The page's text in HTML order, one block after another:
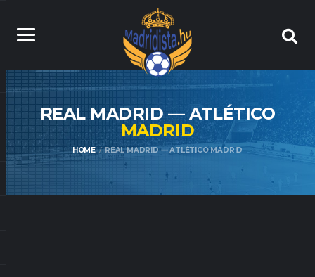
REAL MADRID — ATLÉTICO
MADRID
HOME REAL MADRID — ATLÉTICO MADRID